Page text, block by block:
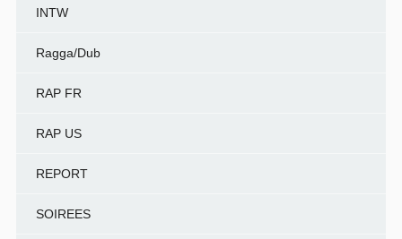
INTW
Ragga/Dub
RAP FR
RAP US
REPORT
SOIREES